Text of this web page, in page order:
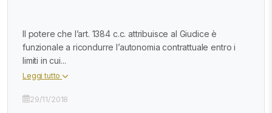
Il potere che l’art. 1384 c.c. attribuisce al Giudice è
funzionale a ricondurre l’autonomia contrattuale entro i
limiti in cui...
Leggi tutto
29/11/2018